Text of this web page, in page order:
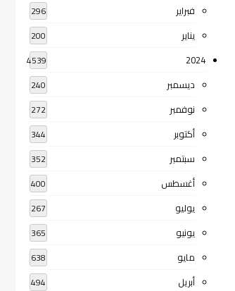
فبراير 296
يناير 200
2024
4539
ديسمبر 240
نوفمبر 272
أكتوبر 344
سبتمبر 352
أغسطس 400
يوليو 267
يونيو 365
مايو 638
أبريل 494